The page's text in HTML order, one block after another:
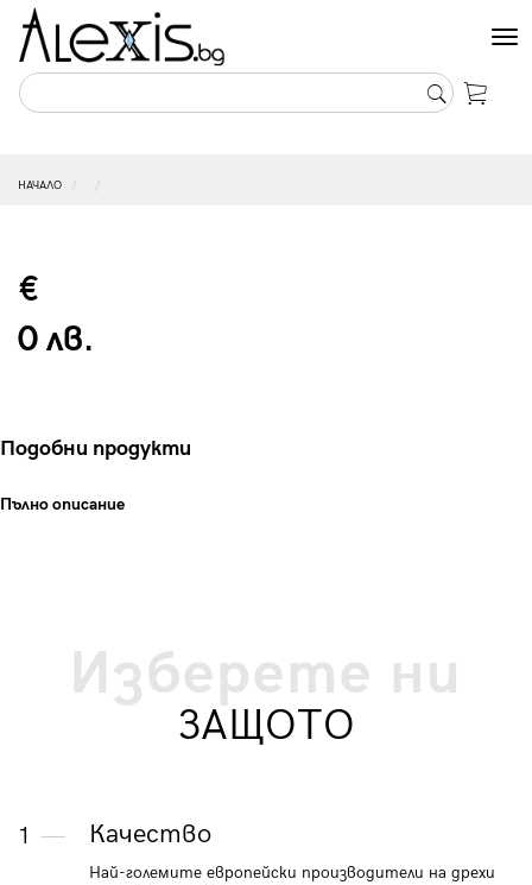
НАЧАЛО
€
0 лв.
Подобни продукти
Пълно описание
Изберете ни
ЗАЩОТО
1 Качество
Най-големите европейски производители на дрехи